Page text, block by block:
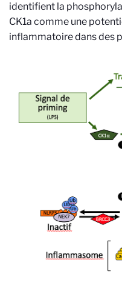
identifient la
CK1a comme une
inflammatoire dans des